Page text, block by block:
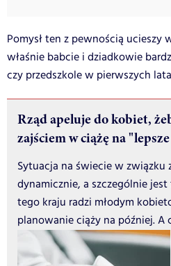
Pomysł ten z pewnością ucieszy
właśnie babcie i dziadkowie
czy przedszkole w pierwszych
Rząd apeluje do kobiet,
zajściem w ciążę na
Sytuacja na świecie w związku
dynamicznie, a szczególnie
tego kraju radzi młodym
planowanie ciąży na później. A